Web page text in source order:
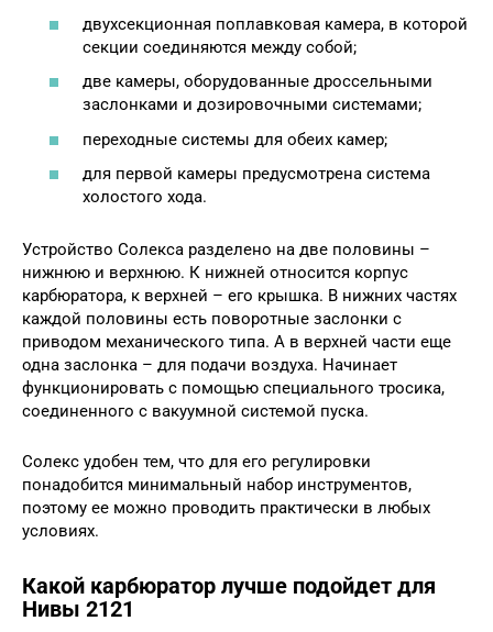
двухсекционная поплавковая камера, в которой
секции соединяются между собой;
две камеры, оборудованные дроссельными
заслонками и дозировочными системами;
переходные системы для обеих камер;
для первой камеры предусмотрена система
холостого хода.
Устройство Солекса разделено на две половины –
нижнюю и верхнюю. К нижней относится корпус
карбюратора, к верхней – его крышка. В нижних частях
каждой половины есть поворотные заслонки с
приводом механического типа. А в верхней части еще
одна заслонка – для подачи воздуха. Начинает
функционировать с помощью специального тросика,
соединенного с вакуумной системой пуска.
Солекс удобен тем, что для его регулировки
понадобится минимальный набор инструментов,
поэтому ее можно проводить практически в любых
условиях.
Какой карбюратор лучше подойдет для
Нивы 2121